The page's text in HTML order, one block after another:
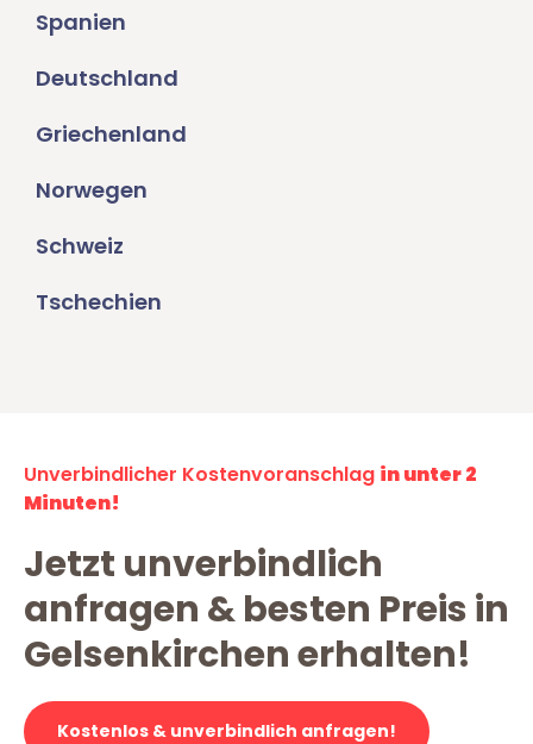
Spanien
Deutschland
Griechenland
Norwegen
Schweiz
Tschechien
Unverbindlicher Kostenvoranschlag in unter 2
Minuten!
Jetzt unverbindlich
anfragen & besten Preis in
Gelsenkirchen erhalten!
Kostenlos & unverbindlich anfragen!